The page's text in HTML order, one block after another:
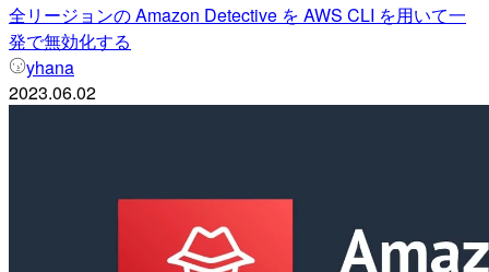
全リージョンの Amazon Detective を AWS CLI を用いて一
発で無効化する
yhana
2023.06.02